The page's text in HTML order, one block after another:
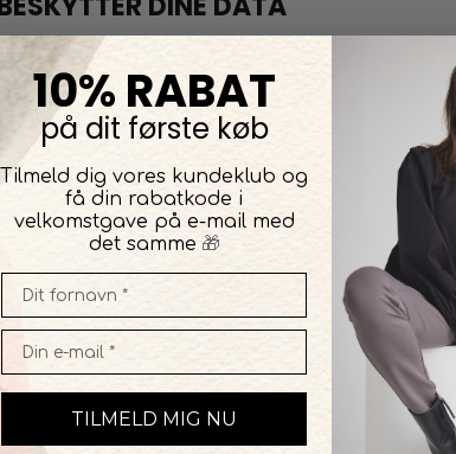
- Model:
-
- Farve:
-
- Detaljer:
- Pasform:
-
blødt,
10% RABAT
på dit første køb
Tilmeld dig vores kundeklub og
få din rabatkode i
velkomstgave på e-mail med
det samme 🎁
TILMELD MIG NU